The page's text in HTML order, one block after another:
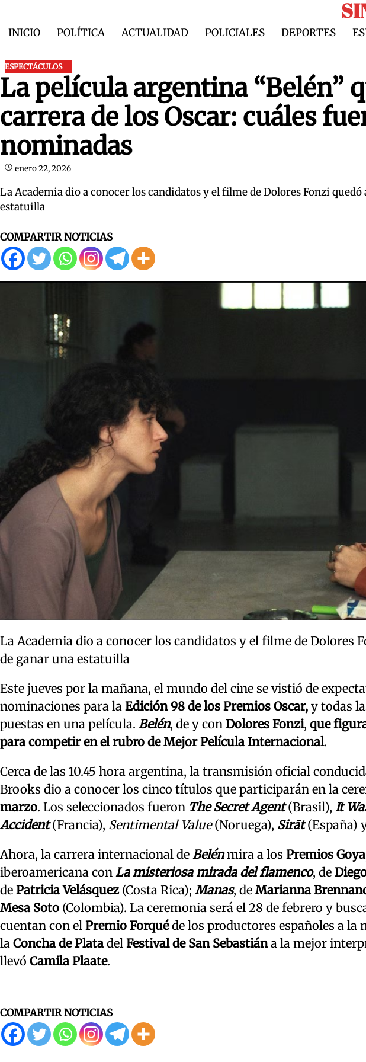
content
INICIO POLÍTICA ACTUALIDAD POLICIALES DEPORTES
ESPECTÁCULOS
La película argentina “Belén”
carrera de los Oscar: cuáles
nominadas
enero 22, 2026
La Academia dio a conocer los candidatos y el filme de Dolores Fonzi
estatuilla
COMPARTIR NOTICIAS
La Academia dio a conocer los candidatos y el filme de Dolores
de ganar una estatuilla
Este jueves por la mañana, el mundo del cine se vistió de
nominaciones para la Edición 98 de los Premios Oscar, y todas
puestas en una película. Belén, de y con Dolores Fonzi, que
para competir en el rubro de Mejor Película Internacional.
Cerca de las 10.45 hora argentina, la transmisión oficial
Brooks dio a conocer los cinco títulos que participarán en la
marzo. Los seleccionados fueron The Secret Agent(Brasil), It
Accident(Francia), Sentimental Value(Noruega), Sirāt(España)
Ahora, la carrera internacional de Belénmira a los Premios Goya
iberoamericana con La misteriosa mirada del flamenco, de
de Patricia Velásquez (Costa Rica); Manas, de Marianna
Mesa Soto (Colombia). La ceremonia será el 28 de febrero y
cuentan con el Premio Forquéde los productores españoles a
la Concha de Plata del Festival de San Sebastiána la mejor
llevó Camila Plaate.
COMPARTIR NOTICIAS